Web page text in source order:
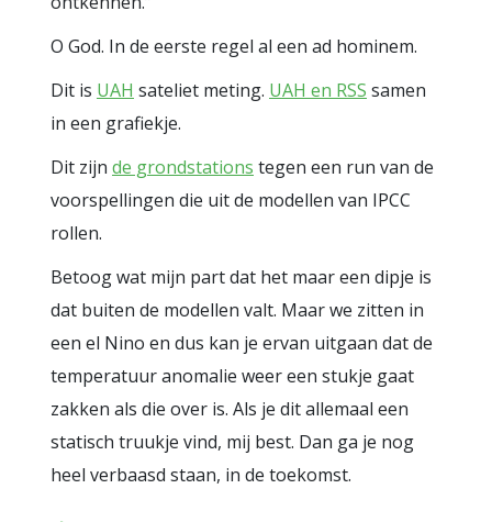
O God. In de eerste regel al een ad hominem.
Dit is UAH sateliet meting. UAH en RSS samen
in een grafiekje.
Dit zijn de grondstations tegen een run van de
voorspellingen die uit de modellen van IPCC
rollen.
Betoog wat mijn part dat het maar een dipje is
dat buiten de modellen valt. Maar we zitten in
een el Nino en dus kan je ervan uitgaan dat de
temperatuur anomalie weer een stukje gaat
zakken als die over is. Als je dit allemaal een
statisch truukje vind, mij best. Dan ga je nog
heel verbaasd staan, in de toekomst.